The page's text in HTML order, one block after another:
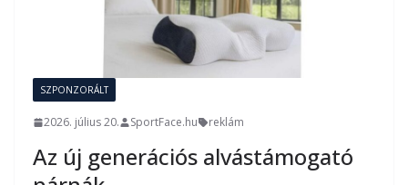
SZPONZORÁLT
2026. július 20. SportFace.hu reklám
Az új generációs alvástámogató